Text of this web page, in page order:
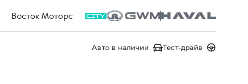
Восток Моторс
Авто в наличии Тест-драйв